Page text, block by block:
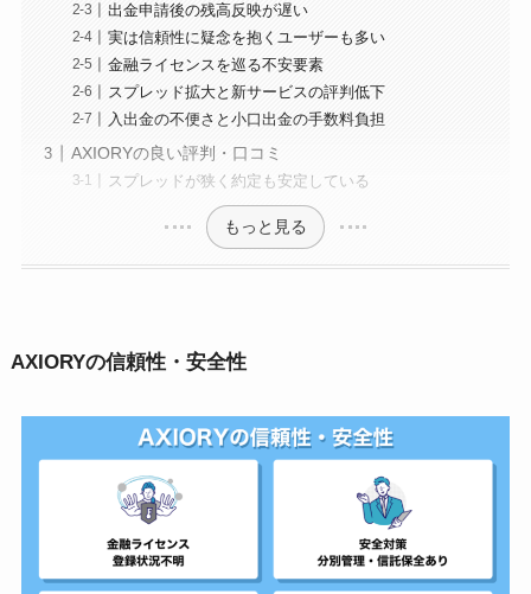
出金申請後の残高反映が遅い
実は信頼性に疑念を抱くユーザーも多い
金融ライセンスを巡る不安要素
スプレッド拡大と新サービスの評判低下
入出金の不便さと小口出金の手数料負担
AXIORYの良い評判・口コミ
スプレッドが狭く約定も安定している
もっと見る
AXIORYの信頼性・安全性